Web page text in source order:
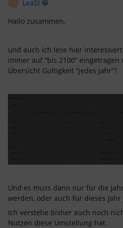
LeaSt
Hallo zusammen,
und auch ich lese hier
immer auf “bis 2100”
Übersicht Gültigkeit “jedes Jahr”?
Und es muss dann nur für die
werden, oder auch für dieses Jahr
Ich verstehe bisher auch noch
Nutzen diese Umstellung hat.